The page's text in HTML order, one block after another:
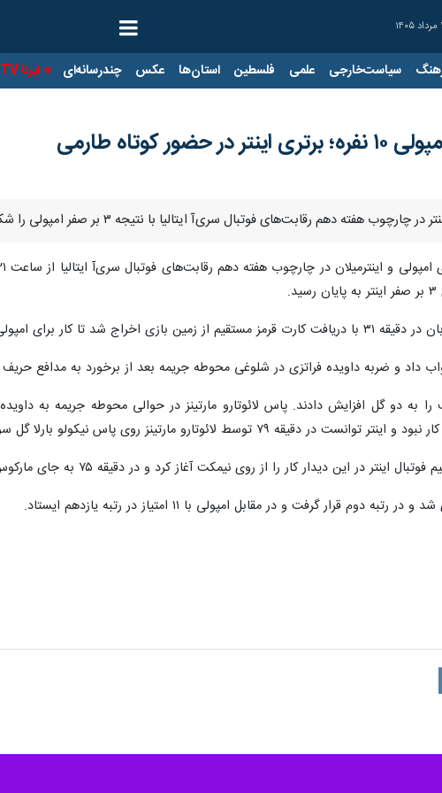
سیاست‌خارجی علمی فلسطین استان‌ها عکس چندرسانه‌ای ایرنا TV
کوتاه طارمی
هفته دهم رقابت‌های فوتبال سری‌آ ایتالیا با نتیجه ۳ بر صفر امپولی را شکست داد.
امپولی در ادامه این دیدار دشوار شود.
دقیقه ۶۷ اختلاف را به دو گل افزایش دادند. پاس لائوتارو مارتینز در حوالی محوطه
توسط لائوتارو مارتینز روی پاس نیکولو بارلا گل سوم را به ثمر برساند.
در این دیدار کار را از روی نیمکت آغاز کرد و در دقیقه ۷۵ به جای مارکوس تورام وارد زمین شد.